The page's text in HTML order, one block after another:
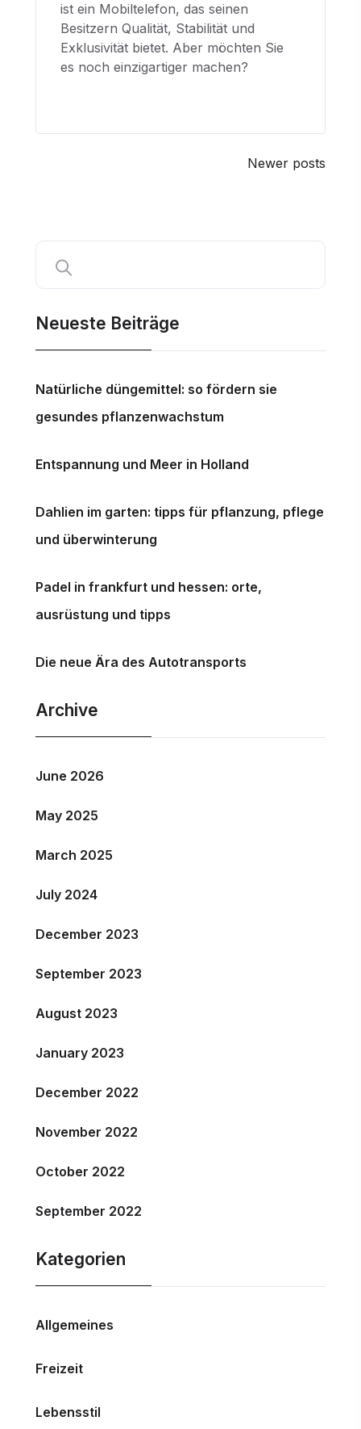
ist ein Mobiltelefon, das seinen
Besitzern Qualität, Stabilität und
Exklusivität bietet. Aber möchten Sie
es noch einzigartiger machen?
n
i
g
a
i
o
Newer posts
Neueste Beiträge
Natürliche düngemittel: so fördern sie
gesundes pflanzenwachstum
Entspannung und Meer in Holland
Dahlien im garten: tipps für pflanzung, pflege
und überwinterung
Padel in frankfurt und hessen: orte,
ausrüstung und tipps
Die neue Ära des Autotransports
Archive
June 2026
May 2025
March 2025
July 2024
December 2023
September 2023
August 2023
January 2023
December 2022
November 2022
October 2022
September 2022
Kategorien
Allgemeines
Freizeit
Lebensstil